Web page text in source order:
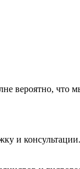
вероятно, что
и